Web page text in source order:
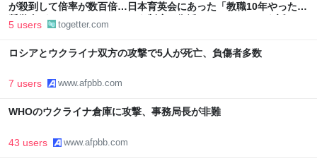
が殺到して倍率が数百倍…日本育英会にあった「教職10年やったら
奨学金がチャラになる」という制度を復活してほしいという話
5 users togetter.com
ロシアとウクライナ双方の攻撃で5人が死亡、負傷者多数
7 users www.afpbb.com
WHOのウクライナ倉庫に攻撃、事務局長が非難
43 users www.afpbb.com